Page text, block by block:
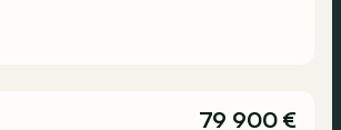
79 900 €